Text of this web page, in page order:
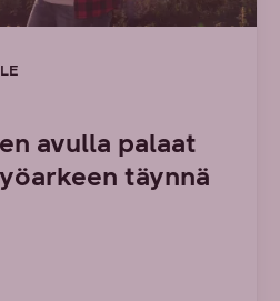
avulla palaat
täynnä